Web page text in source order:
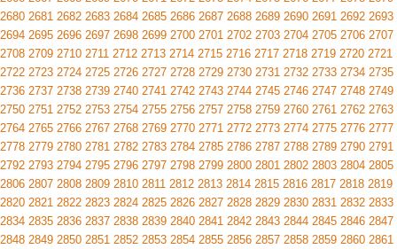
2680 2681 2682 2683 2684 2685 2686 2687 2688 2689 2690 2691 2692 2693
2694 2695 2696 2697 2698 2699 2700 2701 2702 2703 2704 2705 2706 2707
2708 2709 2710 2711 2712 2713 2714 2715 2716 2717 2718 2719 2720 2721
2722 2723 2724 2725 2726 2727 2728 2729 2730 2731 2732 2733 2734 2735
2736 2737 2738 2739 2740 2741 2742 2743 2744 2745 2746 2747 2748 2749
2750 2751 2752 2753 2754 2755 2756 2757 2758 2759 2760 2761 2762 2763
2764 2765 2766 2767 2768 2769 2770 2771 2772 2773 2774 2775 2776 2777
2778 2779 2780 2781 2782 2783 2784 2785 2786 2787 2788 2789 2790 2791
2792 2793 2794 2795 2796 2797 2798 2799 2800 2801 2802 2803 2804 2805
2806 2807 2808 2809 2810 2811 2812 2813 2814 2815 2816 2817 2818 2819
2820 2821 2822 2823 2824 2825 2826 2827 2828 2829 2830 2831 2832 2833
2834 2835 2836 2837 2838 2839 2840 2841 2842 2843 2844 2845 2846 2847
2848 2849 2850 2851 2852 2853 2854 2855 2856 2857 2858 2859 2860 2861